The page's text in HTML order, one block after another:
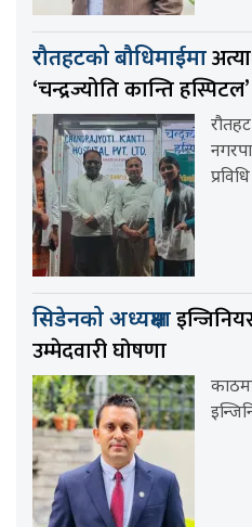
रौतहटको बौधिमाईमा
‘चन्द्रज्योति कान्ति
सिडेनको अध्यक्षमा
उम्मेदवारी घोषणा